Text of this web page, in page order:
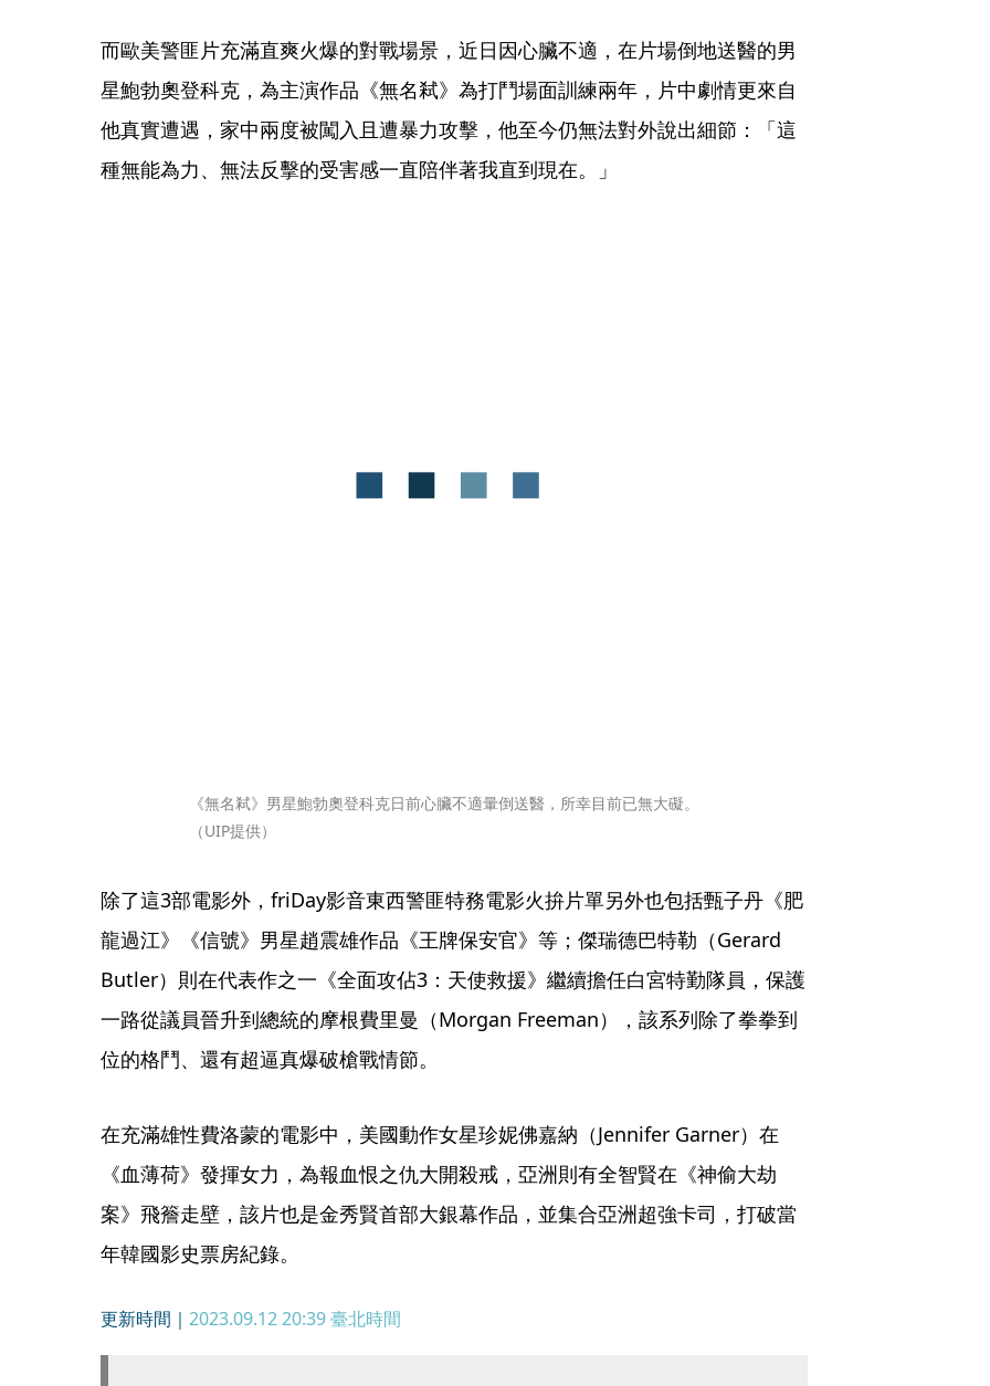
而歐美警匪片充滿直爽火爆的對戰場景，近日因心臟不適，在片場倒地送醫的男
星鮑勃奧登科克，為主演作品《無名弒》為打鬥場面訓練兩年，片中劇情更來自
他真實遭遇，家中兩度被闖入且遭暴力攻擊，他至今仍無法對外說出細節：「這
種無能為力、無法反擊的受害感一直陪伴著我直到現在。」
《無名弒》男星鮑勃奧登科克日前心臟不適暈倒送醫，所幸目前已無大礙。
（UIP提供）
除了這3部電影外，friDay影音東西警匪特務電影火拚片單另外也包括甄子丹《肥
龍過江》《信號》男星趙震雄作品《王牌保安官》等；傑瑞德巴特勒（Gerard
Butler）則在代表作之一《全面攻佔3：天使救援》繼續擔任白宮特勤隊員，保護
一路從議員晉升到總統的摩根費里曼（Morgan Freeman），該系列除了拳拳到
位的格鬥、還有超逼真爆破槍戰情節。
在充滿雄性費洛蒙的電影中，美國動作女星珍妮佛嘉納（Jennifer Garner）在
《血薄荷》發揮女力，為報血恨之仇大開殺戒，亞洲則有全智賢在《神偷大劫
案》飛簷走壁，該片也是金秀賢首部大銀幕作品，並集合亞洲超強卡司，打破當
年韓國影史票房紀錄。
更新時間｜ 2023.09.12 20:39臺北時間